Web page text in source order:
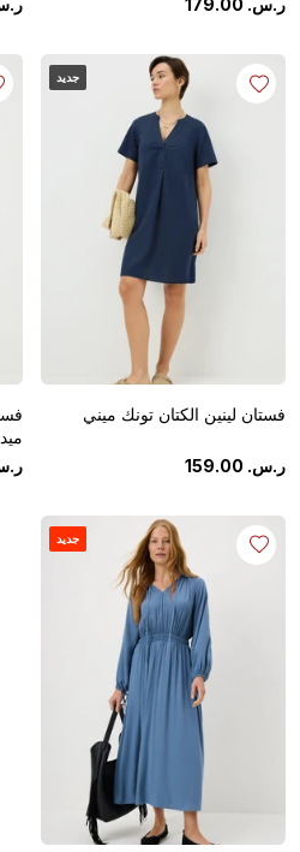
ر.س.
179.00
جديد
فستان لينين الكتان تونك ميني
ر.س. 159.00
جديد